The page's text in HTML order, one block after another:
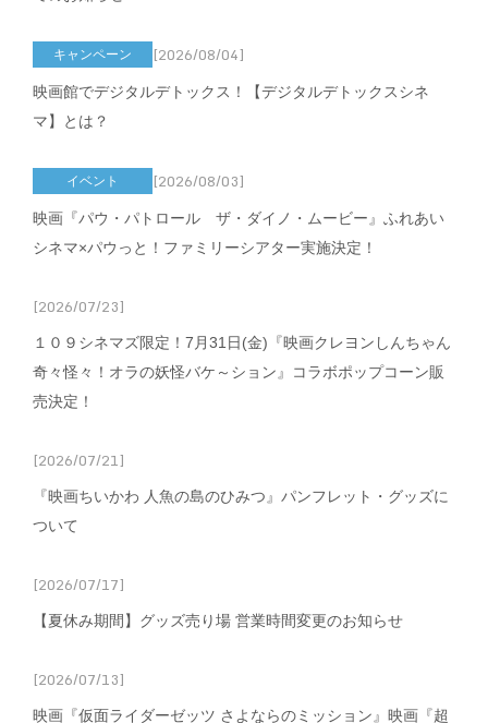
キャンペーン [2026/08/04]
映画館でデジタルデトックス！【デジタルデトックスシネ
マ】とは？
イベント [2026/08/03]
映画『パウ・パトロール ザ・ダイノ・ムービー』ふれあい
シネマ×パウっと！ファミリーシアター実施決定！
[2026/07/23]
１０９シネマズ限定！7月31日(金)『映画クレヨンしんちゃん
奇々怪々！オラの妖怪バケ～ション』コラボポップコーン販
売決定！
[2026/07/21]
『映画ちいかわ 人魚の島のひみつ』パンフレット・グッズに
ついて
[2026/07/17]
【夏休み期間】グッズ売り場 営業時間変更のお知らせ
[2026/07/13]
映画『仮面ライダーゼッツ さよならのミッション』映画『超